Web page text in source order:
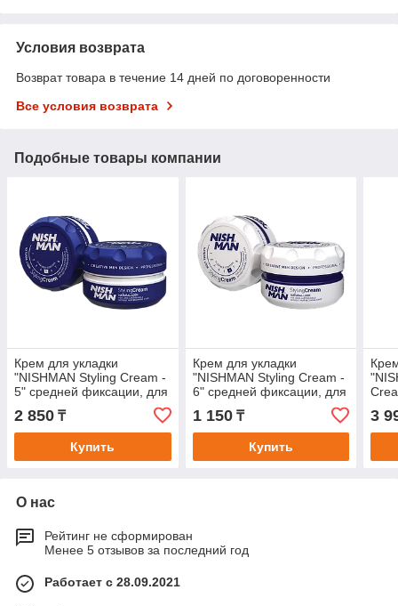
Условия возврата
Возврат товара в течение 14 дней по договоренности
Все условия возврата
Подобные товары компании
Крем для укладки
"NISHMAN Styling Cream -
5" средней фиксации, для
тонких и слабых волос
150мл
2 850 ₸
Купить
Крем для укладки
"NISHMAN Styling Cream -
6" средней фиксации, для
тонких и слабых волос
30мл
1 150₸
Купить
3
О нас
Рейтинг не сформирован
Менее 5 отзывов за последний год
Работает с 28.09.2021